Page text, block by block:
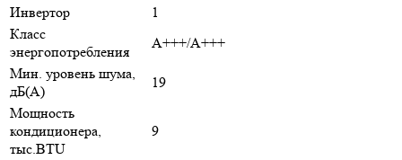
Инвертор
1
Класс
энергопотребления
A+++/A+++
Мин. уровень шума,
дБ(А)
19
Мощность
кондиционера,
тыс.BTU
9